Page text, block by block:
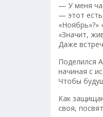
— У меня
— этот
«Значит,
Даже
Поделился
начиная с
Чтобы
Как
своя,